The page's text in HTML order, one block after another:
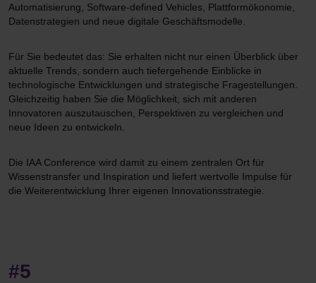
Automatisierung, Software-defined Vehicles, Plattformökonomie,
Datenstrategien und neue digitale Geschäftsmodelle.
Für Sie bedeutet das: Sie erhalten nicht nur einen Überblick über
aktuelle Trends, sondern auch tiefergehende Einblicke in
technologische Entwicklungen und strategische Fragestellungen.
Gleichzeitig haben Sie die Möglichkeit, sich mit anderen
Innovatoren auszutauschen, Perspektiven zu vergleichen und
neue Ideen zu entwickeln.
Die IAA Conference wird damit zu einem zentralen Ort für
Wissenstransfer und Inspiration und liefert wertvolle Impulse für
die Weiterentwicklung Ihrer eigenen Innovationsstrategie.
#5